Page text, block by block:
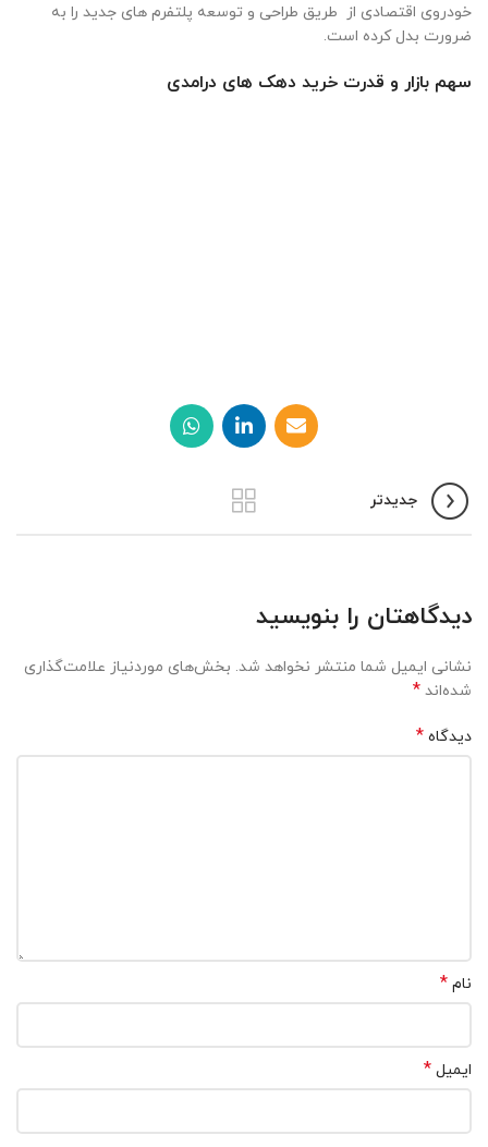
خودروی اقتصادی از طریق طراحی و توسعه پلتفرم های جدید را به
ضرورت بدل کرده است.
سهم بازار و قدرت خرید دهک های درامدی
جدیدتر
دیدگاهتان را بنویسید
نشانی ایمیل شما منتشر نخواهد شد. بخش‌های موردنیاز علامت‌گذاری
شده‌اند *
دیدگاه *
نام *
ایمیل *